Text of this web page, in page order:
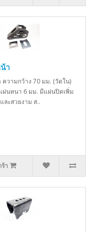
า
วามกว้าง 70 มม. (วัดใน)
ผ่นหนา 6 มม. มีแผ่นปิดเพิ่ม
ละสวยงาม ส..
า